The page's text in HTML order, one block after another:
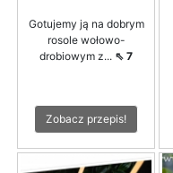
Gotujemy ją na dobrym
rosole wołowo-
drobiowym z... ⇖ 7
Zobacz przepis!